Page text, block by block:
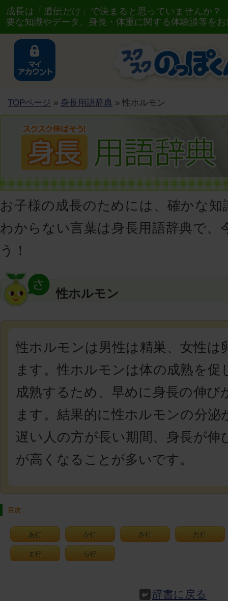
成長は「遺伝だけ」で決まると思っていませんか
要な知識やデータ、身長・体重に関する体験談等を
TOPページ » 身長用語辞典 » 性ホルモン
お子様の成長のためには、確かな知
わからない言葉は身長用語辞典で、
う！
性ホルモン
性ホルモンは男性は精巣、女性は
ます。性ホルモンは体の成熟を促
成熟するため、早めに身長の伸び
ます。結果的に性ホルモンの分泌
遅い人の方が長い期間、身長が伸
が高くなることが多いです。
目次
あ行 か行 さ行 た行
ま行 ら行
辞書に戻る